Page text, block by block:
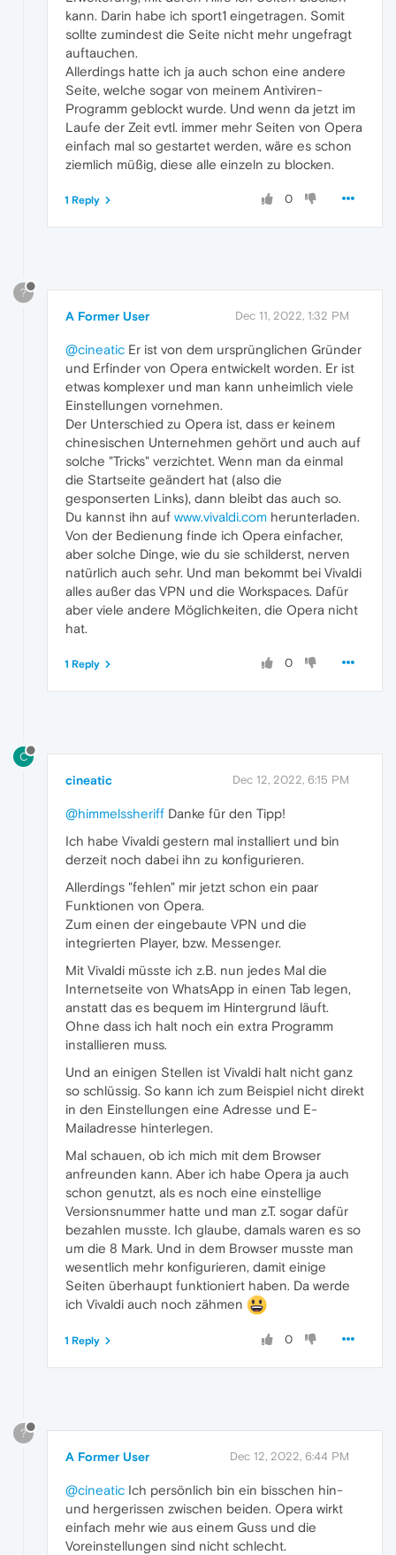
kann. Darin habe ich sport1 eingetragen. Somit
sollte zumindest die Seite nicht mehr ungefragt
auftauchen.
Allerdings hatte ich ja auch schon eine andere
Seite, welche sogar von meinem Antiviren-
Programm geblockt wurde. Und wenn da jetzt im
Laufe der Zeit evtl. immer mehr Seiten von Opera
einfach mal so gestartet werden, wäre es schon
ziemlich müßig, diese alle einzeln zu blocken.
0
1 Reply
?
A Former User Dec 11, 2022, 1:32 PM
@cineatic Er ist von dem ursprünglichen Gründer
und Erfinder von Opera entwickelt worden. Er ist
etwas komplexer und man kann unheimlich viele
Einstellungen vornehmen.
Der Unterschied zu Opera ist, dass er keinem
chinesischen Unternehmen gehört und auch auf
solche "Tricks" verzichtet. Wenn man da einmal
die Startseite geändert hat (also die
gesponserten Links), dann bleibt das auch so.
Du kannst ihn auf www.vivaldi.com herunterladen.
Von der Bedienung finde ich Opera einfacher,
aber solche Dinge, wie du sie schilderst, nerven
natürlich auch sehr. Und man bekommt bei Vivaldi
alles außer das VPN und die Workspaces. Dafür
aber viele andere Möglichkeiten, die Opera nicht
hat.
0
1 Reply
C
cineatic Dec 12, 2022, 6:15 PM
@himmelssheriff Danke für den Tipp!
Ich habe Vivaldi gestern mal installiert und bin
derzeit noch dabei ihn zu konfigurieren.
Allerdings "fehlen" mir jetzt schon ein paar
Funktionen von Opera.
Zum einen der eingebaute VPN und die
integrierten Player, bzw. Messenger.
Mit Vivaldi müsste ich z.B. nun jedes Mal die
Internetseite von WhatsApp in einen Tab legen,
anstatt das es bequem im Hintergrund läuft.
Ohne dass ich halt noch ein extra Programm
installieren muss.
Und an einigen Stellen ist Vivaldi halt nicht ganz
so schlüssig. So kann ich zum Beispiel nicht direkt
in den Einstellungen eine Adresse und E-
Mailadresse hinterlegen.
Mal schauen, ob ich mich mit dem Browser
anfreunden kann. Aber ich habe Opera ja auch
schon genutzt, als es noch eine einstellige
Versionsnummer hatte und man z.T. sogar dafür
bezahlen musste. Ich glaube, damals waren es so
um die 8 Mark. Und in dem Browser musste man
wesentlich mehr konfigurieren, damit einige
Seiten überhaupt funktioniert haben. Da werde
ich Vivaldi auch noch zähmen
0
1 Reply
?
A Former User Dec 12, 2022, 6:44 PM
@cineatic Ich persönlich bin ein bisschen hin-
und hergerissen zwischen beiden. Opera wirkt
einfach mehr wie aus einem Guss und die
Voreinstellungen sind nicht schlecht.